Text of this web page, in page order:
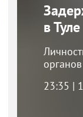
в Туле
органов
23:35 |